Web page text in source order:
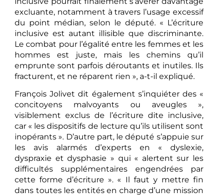
excluante, notamment à travers l’usage excessif
du point médian, selon le député. « L’écriture
inclusive est autant illisible que discriminante.
Le combat pour l’égalité entre les femmes et les
hommes est juste, mais les chemins qu’il
emprunte sont parfois déroutants et inutiles. Ils
fracturent, et ne réparent rien », a-t-il expliqué.
François Jolivet dit également s’inquiéter des «
concitoyens malvoyants ou aveugles »,
visiblement exclus de l’écriture dite inclusive,
car « les dispositifs de lecture qu’ils utilisent sont
inopérants ». D’autre part, le député s’appuie sur
les avis alarmés d’experts en « dyslexie,
dyspraxie et dysphasie » qui « alertent sur les
difficultés supplémentaires engendrées par
cette forme d’écriture ». « Il faut y mettre fin
dans toutes les entités en charge d’une mission